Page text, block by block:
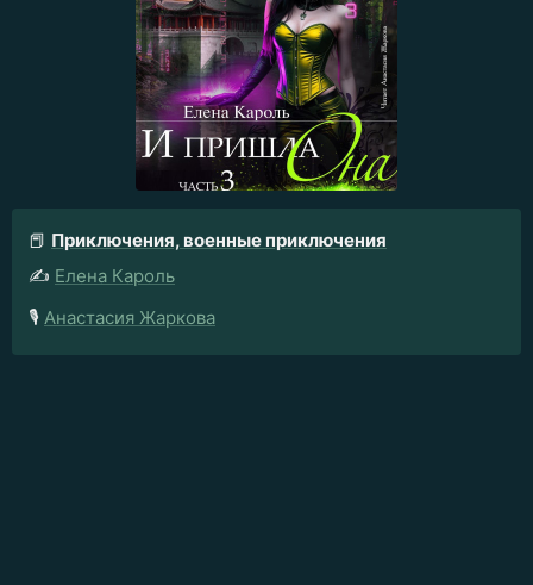
📕 Приключения, военные приключения
✍️ Елена Кароль
🎙️ Анастасия Жаркова